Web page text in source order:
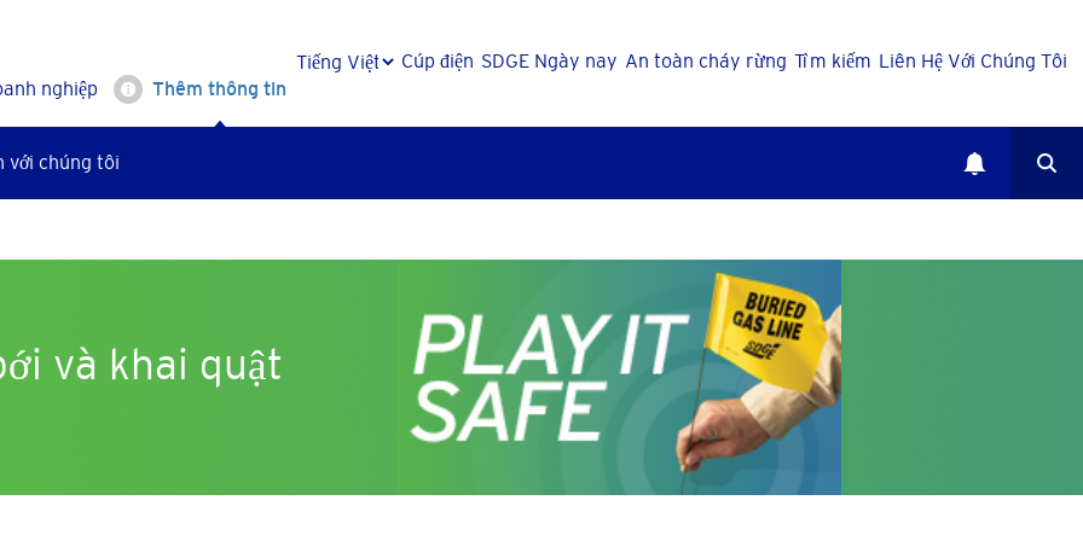
nghiệp Thêm thông tin
Cúp điện SDGE Ngày nay An toàn cháy rừng Tìm kiếm Liên Hệ Với Chúng Tôi
với chúng tôi
và khai quật